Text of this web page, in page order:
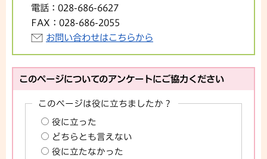
電話： 028-686-6627
FAX： 028-686-2055
お問い合わせはこちらから
このページについてのアンケートにご協力ください
このページは役に立ちましたか？
役に立った
どちらとも言えない
役に立たなかった